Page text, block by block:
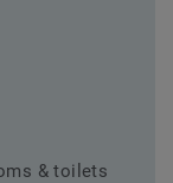
& toilets